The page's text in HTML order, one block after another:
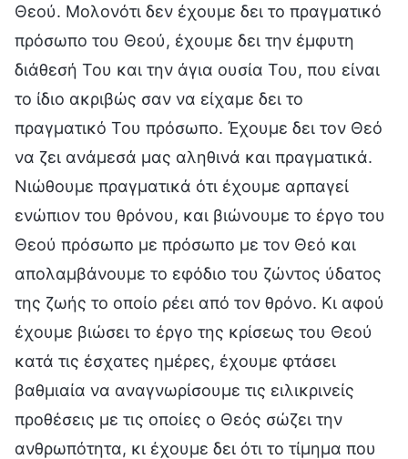
Θεού. Μολονότι δεν έχουμε δει το πραγματικό
πρόσωπο του Θεού, έχουμε δει την έμφυτη
διάθεσή Του και την άγια ουσία Του, που είναι
το ίδιο ακριβώς σαν να είχαμε δει το
πραγματικό Του πρόσωπο. Έχουμε δει τον Θεό
να ζει ανάμεσά μας αληθινά και πραγματικά.
Νιώθουμε πραγματικά ότι έχουμε αρπαγεί
ενώπιον του θρόνου, και βιώνουμε το έργο του
Θεού πρόσωπο με πρόσωπο με τον Θεό και
απολαμβάνουμε το εφόδιο του ζώντος ύδατος
της ζωής το οποίο ρέει από τον θρόνο. Κι αφού
έχουμε βιώσει το έργο της κρίσεως του Θεού
κατά τις έσχατες ημέρες, έχουμε φτάσει
βαθμιαία να αναγνωρίσουμε τις ειλικρινείς
προθέσεις με τις οποίες ο Θεός σώζει την
ανθρωπότητα, κι έχουμε δει ότι το τίμημα που